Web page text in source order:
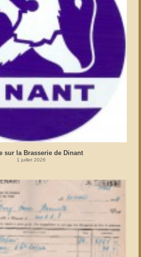
sur la Brasserie de Dinant
1 juillet 2026